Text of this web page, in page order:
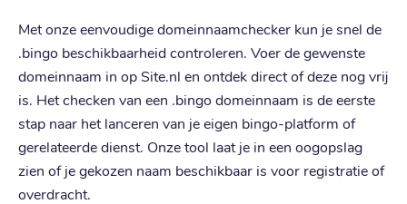
Met onze eenvoudige domeinnaamchecker kun je snel de
.bingo beschikbaarheid controleren. Voer de gewenste
domeinnaam in op Site.nl en ontdek direct of deze nog vrij
is. Het checken van een .bingo domeinnaam is de eerste
stap naar het lanceren van je eigen bingo-platform of
gerelateerde dienst. Onze tool laat je in een oogopslag
zien of je gekozen naam beschikbaar is voor registratie of
overdracht.